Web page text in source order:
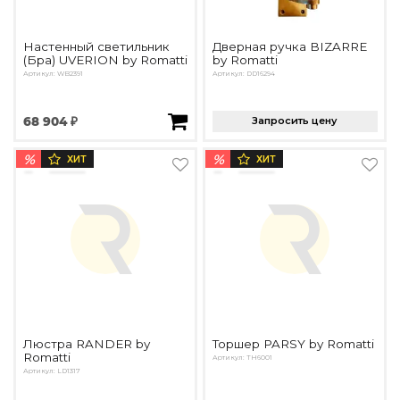
Настенный светильник
(Бра) UVERION by Romatti
Артикул: WB2391
68 904 ₽
Дверная ручка BIZARRE
by Romatti
Артикул: DD16294
Запросить цену
% ХИТ
Люстра RANDER by
Romatti
Артикул: LD1317
% ХИТ
Торшер PARSY by Romatti
Артикул: TH6001